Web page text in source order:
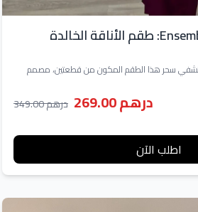
Ensemble Drapé Bordeaux: طقم الأناقة الخالدة
سحر هذا الطقم المكون من قطعتين، مصمم
درهم 269.00 درهم 349.00
اطلب الآن